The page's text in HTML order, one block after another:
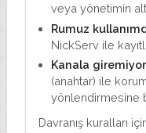
veya yönetimin
Rumuz
NickServ ile
Kanala
(anahtar) ile
yönlendirmesine
Davranış kuralları